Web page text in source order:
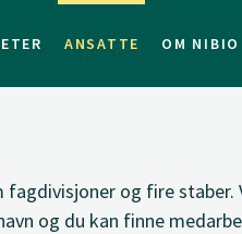
ANSATTE OM NIBIO
og fire staber.
og du kan finne